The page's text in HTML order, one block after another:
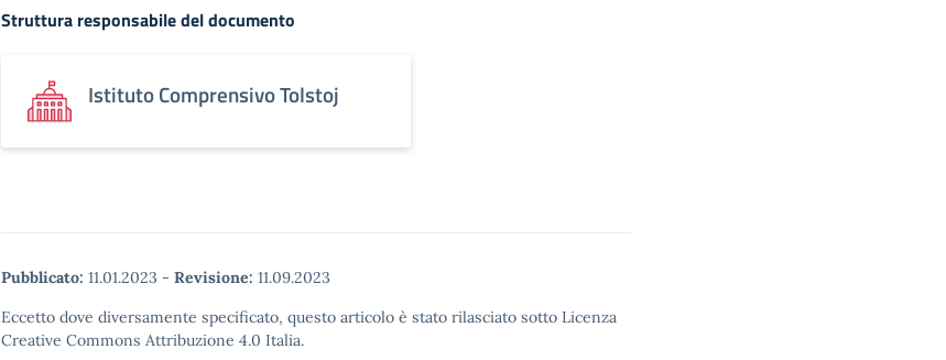
Struttura responsabile del documento
Istituto Comprensivo Tolstoj
Pubblicato: 11.01.2023 - Revisione: 11.09.2023
Eccetto dove diversamente specificato, questo articolo è stato rilasciato sotto Licenza
Creative Commons Attribuzione 4.0 Italia.